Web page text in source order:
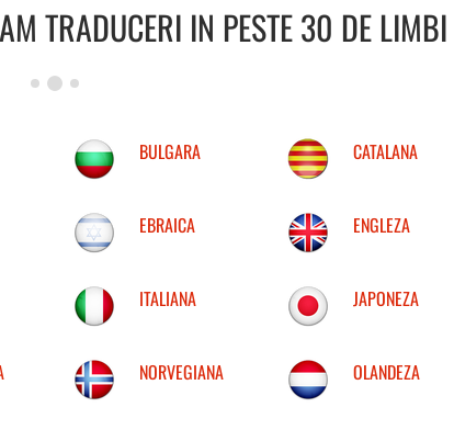
TRADUCERI IN PESTE 30 DE LIMBI
BULGARA CATALANA
EBRAICA ENGLEZA
ITALIANA JAPONEZA
NORVEGIANA OLANDEZA